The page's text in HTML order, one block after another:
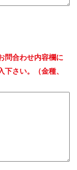
問合わせ内容欄に
さい。（金種、